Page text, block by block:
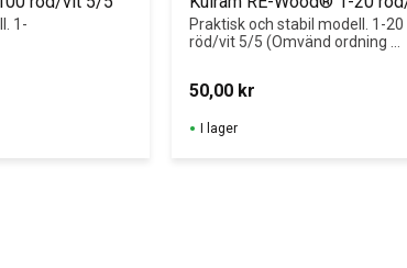
1-
Praktisk och stabil modell. 1-20
röd/vit 5/5 (Omvänd ordning
50,00 kr
I lager